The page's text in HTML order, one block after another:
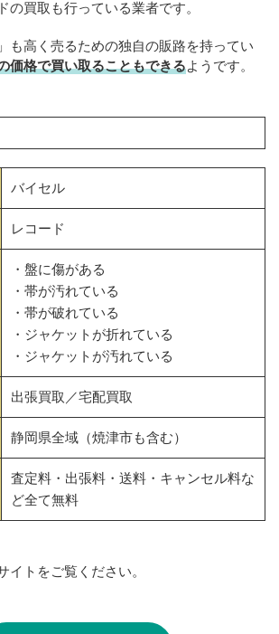
の買取も行っている業者です。
も高く売るための独自の販路を持ってい
価格で買い取ることもできるようです。
バイセル
レコード
・盤に傷がある
・帯が汚れている
・帯が破れている
・ジャケットが折れている
・ジャケットが汚れている
出張買取／宅配買取
静岡県全域（焼津市も含む）
査定料・出張料・送料・キャンセル料な
ど全て無料
イトをご覧ください。